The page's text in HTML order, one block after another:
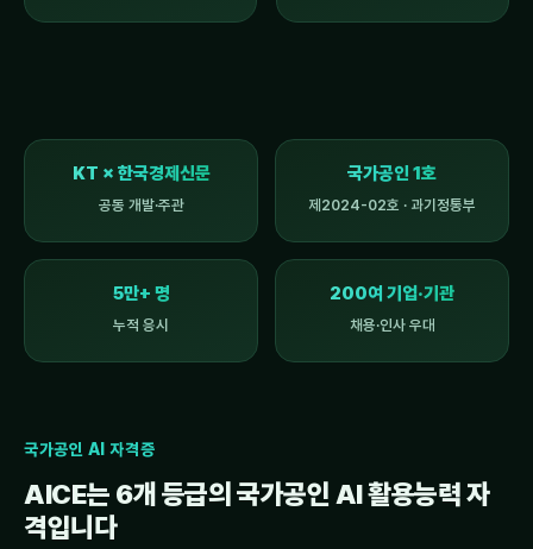
KT × 한국경제신문
공동 개발·주관
국가공인 1호
제2024-02호 · 과기정통부
5만+ 명
누적 응시
200여 기업·기관
채용·인사 우대
국가공인 AI 자격증
AICE는 6개 등급의 국가공인 AI 활용능력 자
격입니다